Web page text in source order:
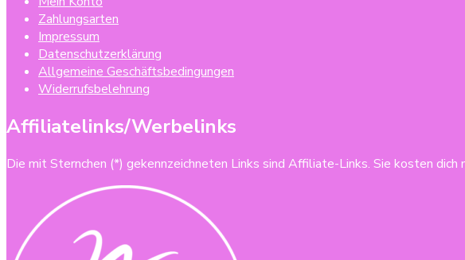
Zahlungsarten
Impressum
Datenschutzerklärung
Allgemeine Geschäftsbedingungen
Widerrufsbelehrung
Affiliatelinks/Werbelinks
Die mit Sternchen (*) gekennzeichneten Links sind Affiliate-Links. Sie kosten